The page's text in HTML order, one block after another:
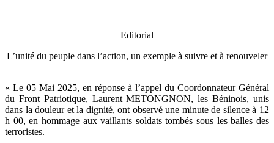
Editorial
L’unité du peuple dans l’action, un exemple à suivre et à renouveler
« Le 05 Mai 2025, en réponse à l’appel du Coordonnateur Général
du Front Patriotique, Laurent METONGNON, les Béninois, unis
dans la douleur et la dignité, ont observé une minute de silence à 12
h 00, en hommage aux vaillants soldats tombés sous les balles des
terroristes.